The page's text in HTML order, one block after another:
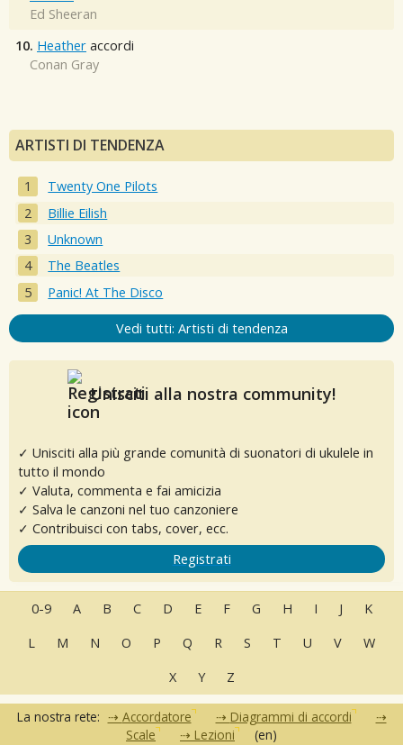
Ed Sheeran
10. Heather accordi
Conan Gray
ARTISTI DI TENDENZA
Twenty One Pilots
Billie Eilish
Unknown
The Beatles
Panic! At The Disco
Vedi tutti: Artisti di tendenza
Unisciti alla nostra community!
✓ Unisciti alla più grande comunità di suonatori di ukulele in
tutto il mondo
✓ Valuta, commenta e fai amicizia
✓ Salva le canzoni nel tuo canzoniere
✓ Contribuisci con tabs, cover, ecc.
Registrati
0-9 A B C D E F G H I J
K
L
M N O P Q R S T U V
W
X
Y Z
La nostra rete: Accordatore
Diagrammi di accordi
Scale
Lezioni (en)